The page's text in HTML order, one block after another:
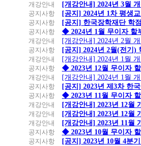
개강안내
[개강안내] 2024년 3월
공지사항
[공지] 2024년 1차 평생
공지사항
[공지] 한국장학재단 학
공지사항
◆ 2024년 1월 무이자
개강안내
[개강안내] 2024년 2월
공지사항
[공지] 2024년 2월(전기)
개강안내
[개강안내] 2024년 1월
공지사항
◆ 2023년 12월 무이자
개강안내
[개강안내] 2024년 1월
공지사항
[공지] 2023년 제3차 한
공지사항
◆ 2023년 11월 무이자
개강안내
[개강안내] 2023년 12월
개강안내
[개강안내] 2023년 12월
개강안내
[개강안내] 2023년 11월
공지사항
◆ 2023년 10월 무이자
공지사항
[공지] 2023년 10월 4분